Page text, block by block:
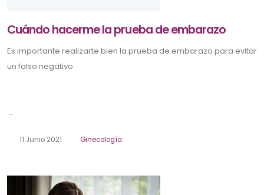
Cuándo hacerme la prueba de embarazo
Es importante realizarte bien la prueba de embarazo para evitar
un falso negativo
...
11 Junio 2021 Ginecología